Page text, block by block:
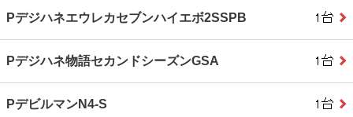
Pデジハネエウレカセブンハイエボ2SSPB
Pデジハネ物語セカンドシーズンGSA
PデビルマンN4-S